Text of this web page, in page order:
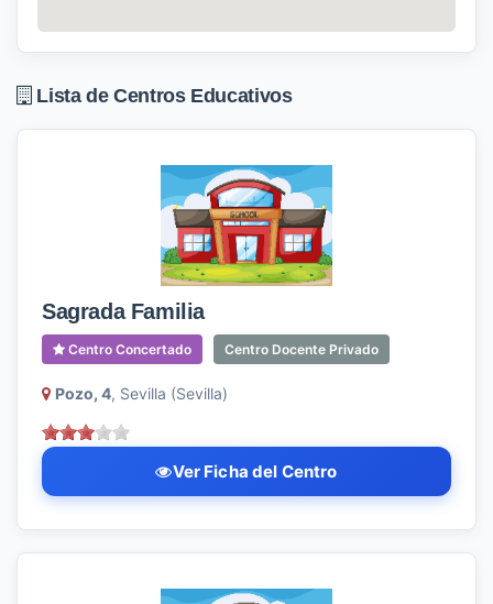
Lista de Centros Educativos
Sagrada Familia
Centro Concertado Centro Docente Privado
Pozo, 4, Sevilla (Sevilla)
Ver Ficha del Centro